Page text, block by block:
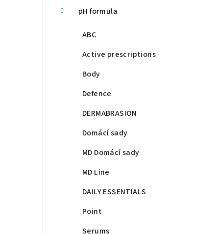
pH formula
ABC
Active prescriptions
Body
Defence
DERMABRASION
Domácí sady
MD Domácí sady
MD Line
DAILY ESSENTIALS
Point
Serums